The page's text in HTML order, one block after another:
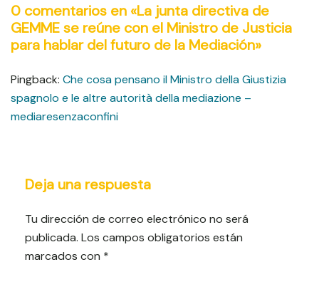
0 comentarios en «La junta directiva de
GEMME se reúne con el Ministro de Justicia
para hablar del futuro de la Mediación»
Pingback: Che cosa pensano il Ministro della Giustizia
spagnolo e le altre autorità della mediazione –
mediaresenzaconfini
Deja una respuesta
Tu dirección de correo electrónico no será
publicada. Los campos obligatorios están
marcados con *